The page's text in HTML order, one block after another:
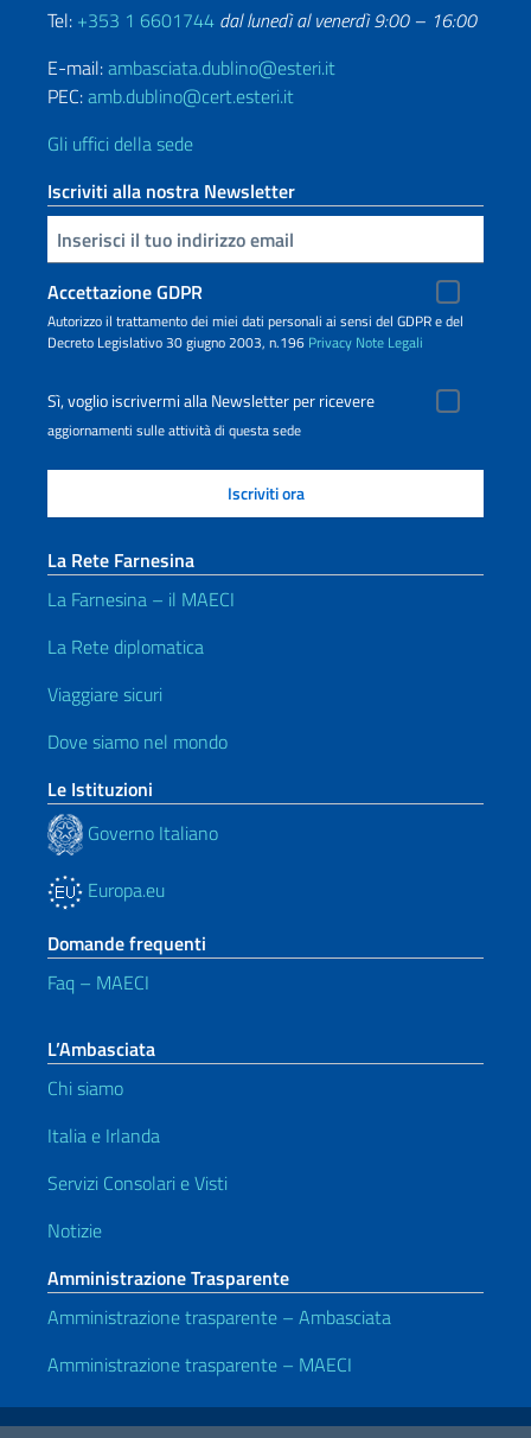
Tel: +353 1 6601744 dal lunedì al venerdì 9:00 – 16:00
E-mail:ambasciata.dublino@esteri.it
PEC:amb.dublino@cert.esteri.it
Gli uffici della sede
Iscriviti alla nostra Newsletter
Inserisci la tua email
Accettazione GDPR
Autorizzo il trattamento dei miei dati personali ai sensi del GDPR e del
Decreto Legislativo 30 giugno 2003, n.196 Privacy Note Legali
Sì, voglio iscrivermi alla Newsletter per ricevere
aggiornamenti sulle attività di questa sede
La Rete Farnesina
La Farnesina – il MAECI
La Rete diplomatica
Viaggiare sicuri
Dove siamo nel mondo
Le Istituzioni
Governo Italiano
Europa.eu
Domande frequenti
Faq – MAECI
L’Ambasciata
Chi siamo
Italia e Irlanda
Servizi Consolari e Visti
Notizie
Amministrazione Trasparente
Amministrazione trasparente – Ambasciata
Amministrazione trasparente – MAECI
Link Utili